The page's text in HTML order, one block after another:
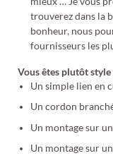
trouverez dans la
bonheur, nous
fournisseurs les
Vous êtes plutôt style
Un simple lien en
Un cordon
Un montage sur
Un montage sur